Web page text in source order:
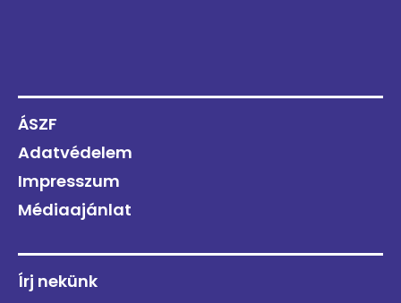
ÁSZF
Adatvédelem
Impresszum
Médiaajánlat
Írj nekünk